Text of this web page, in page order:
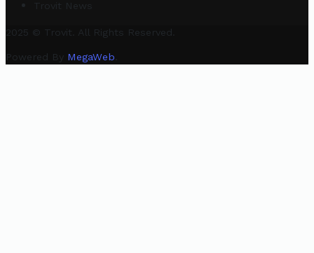
Trovit News
2025 © Trovit. All Rights Reserved.
Powered By MegaWeb